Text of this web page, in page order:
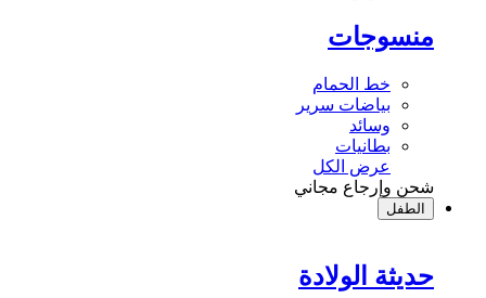
منسوجات
خط الحمام
بياضات سرير
وسائد
بطانيات
عرض الكل
شحن وإرجاع مجاني
الطفل
حديثة الولادة